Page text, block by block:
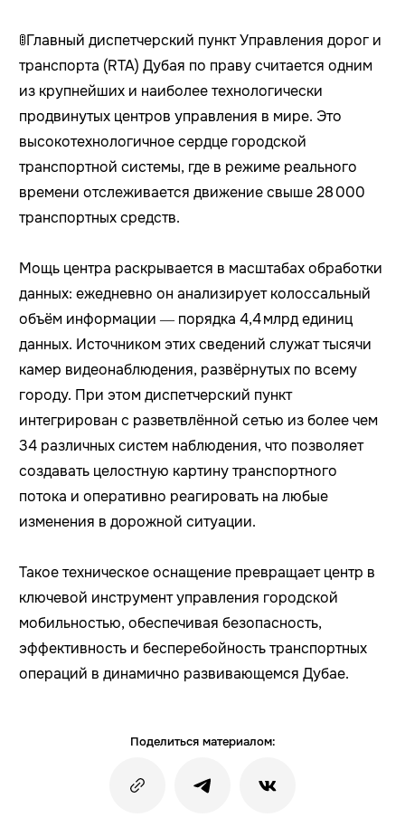
🚦Главный диспетчерский пункт Управления дорог и
транспорта (RTA) Дубая по праву считается одним
из крупнейших и наиболее технологически
продвинутых центров управления в мире. Это
высокотехнологичное сердце городской
транспортной системы, где в режиме реального
времени отслеживается движение свыше 28 000
транспортных средств.
Мощь центра раскрывается в масштабах обработки
данных: ежедневно он анализирует колоссальный
объём информации — порядка 4,4 млрд единиц
данных. Источником этих сведений служат тысячи
камер видеонаблюдения, развёрнутых по всему
городу. При этом диспетчерский пункт
интегрирован с разветвлённой сетью из более чем
34 различных систем наблюдения, что позволяет
создавать целостную картину транспортного
потока и оперативно реагировать на любые
изменения в дорожной ситуации.
Такое техническое оснащение превращает центр в
ключевой инструмент управления городской
мобильностью, обеспечивая безопасность,
эффективность и бесперебойность транспортных
операций в динамично развивающемся Дубае.
Поделиться материалом: